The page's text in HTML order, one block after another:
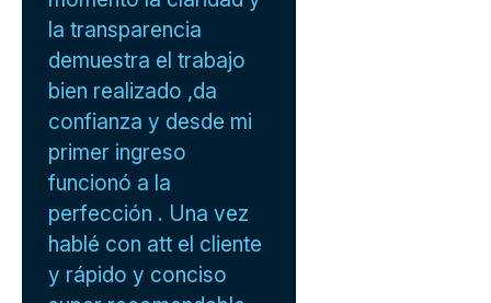
la transparencia
demuestra el trabajo
bien realizado ,da
confianza y desde mi
primer ingreso
funcionó a la
perfección . Una vez
hablé con att el cliente
y rápido y conciso